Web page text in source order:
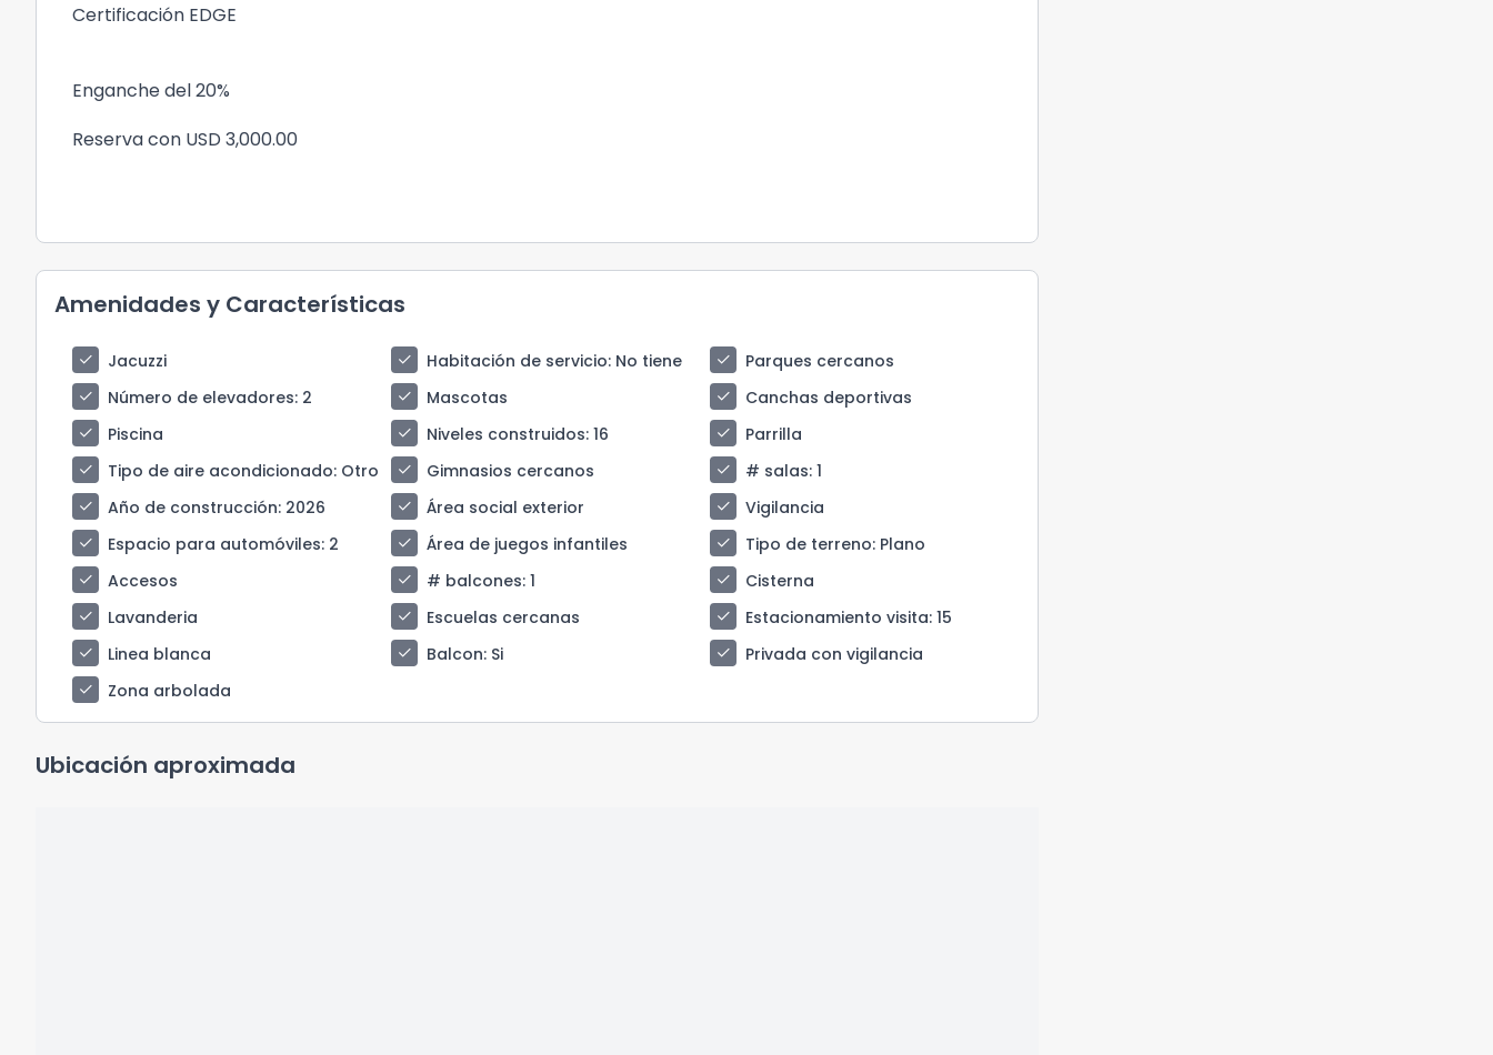
Certificación EDGE
Enganche del 20%
Reserva con USD 3,000.00
Amenidades y Características
check Jacuzzi check Habitación de servicio: No tiene check
Parques cercanos
check
Número de elevadores: 2 check Mascotas check
Canchas deportivas
check
Piscina check Niveles construidos: 16 check
Parrilla
check
Tipo de aire acondicionado: Otro check Gimnasios cercanos check # salas: 1
check
Año de construcción: 2026 check Área social exterior check
Vigilancia
check
Espacio para automóviles: 2 check Área de juegos infantiles check Tipo de terreno: Plano
check
Accesos check # balcones: 1 check
Cisterna
check
Lavanderia check Escuelas cercanas check Estacionamiento visita: 15
check
Linea blanca check Balcon: Si check
Privada con vigilancia
check
Zona arbolada
Ubicación aproximada